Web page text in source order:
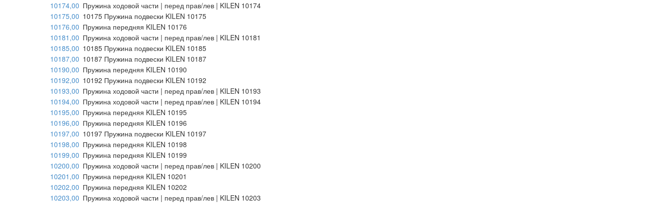
10174,00 Пружина ходовой части | перед прав/лев | KILEN 10174
10175,00 10175 Пружина подвески KILEN 10175
10176,00 Пружина передняя KILEN 10176
10181,00 Пружина ходовой части | перед прав/лев | KILEN 10181
10185,00 10185 Пружина подвески KILEN 10185
10187,00 10187 Пружина подвески KILEN 10187
10190,00 Пружина передняя KILEN 10190
10192,00 10192 Пружина подвески KILEN 10192
10193,00 Пружина ходовой части | перед прав/лев | KILEN 10193
10194,00 Пружина ходовой части | перед прав/лев | KILEN 10194
10195,00 Пружина передняя KILEN 10195
10196,00 Пружина передняя KILEN 10196
10197,00 10197 Пружина подвески KILEN 10197
10198,00 Пружина передняя KILEN 10198
10199,00 Пружина передняя KILEN 10199
10200,00 Пружина ходовой части | перед прав/лев | KILEN 10200
10201,00 Пружина передняя KILEN 10201
10202,00 Пружина передняя KILEN 10202
10203,00 Пружина ходовой части | перед прав/лев | KILEN 10203